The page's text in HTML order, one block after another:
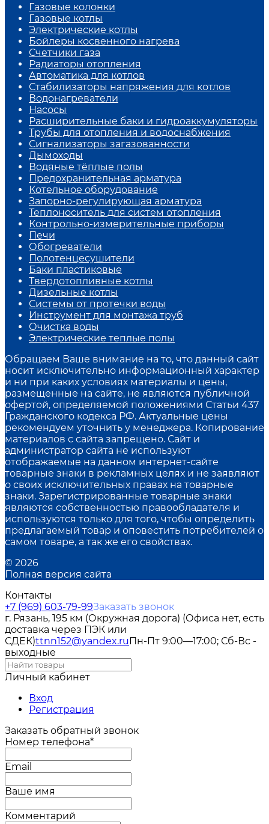
Газовые колонки
Газовые котлы
Электрические котлы
Бойлеры косвенного нагрева
Счетчики газа
Радиаторы отопления
Автоматика для котлов
Стабилизаторы напряжения для котлов
Водонагреватели
Насосы
Расширительные баки и гидроаккумуляторы
Трубы для отопления и водоснабжения
Сигнализаторы загазованности
Дымоходы
Водяные тёплые полы
Предохранительная арматура
Котельное оборудование
Запорно-регулирующая арматура
Теплоноситель для систем отопления
Контрольно-измерительные приборы
Печи
Обогреватели
Полотенцесушители
Баки пластиковые
Твердотопливные котлы
Дизельные котлы
Системы от протечки воды
Инструмент для монтажа труб
Очистка воды
Электрические теплые полы
Обращаем Ваше внимание на то, что данный сайт
носит исключительно информационный характер
и ни при каких условиях материалы и цены,
размещенные на сайте, не являются публичной
офертой, определяемой положениями Статьи 437
Гражданского кодекса РФ. Актуальные цены
рекомендуем уточнить у менеджера. Копирование
материалов с сайта запрещено. Сайт и
администратор сайта не используют
отображаемые на данном интернет-сайте
товарные знаки в рекламных целях и не заявляют
о своих исключительных правах на товарные
знаки. Зарегистрированные товарные знаки
являются собственностью правообладателя и
используются только для того, чтобы определить
предлагаемый товар и оповестить потребителей о
самом товаре, а так же его свойствах.
© 2026
Полная версия сайта
Контакты
+7 (969) 603-79-99Заказать звонок
г. Рязань, 195 км (Окружная дорога) (Офиса нет, есть
доставка через ПЭК или
СДЕК)ttnn152@yandex.ruПн-Пт 9:00—17:00; Сб-Вс -
выходные
Личный кабинет
Вход
Регистрация
Заказать обратный звонок
Номер телефона*
Email
Ваше имя
Комментарий